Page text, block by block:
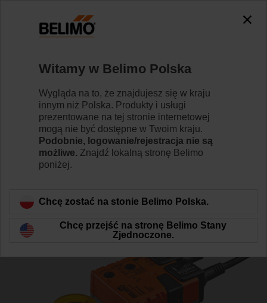
SM24A-S
Dowiedz się więcej
Witamy w Belimo Polska
Wygląda na to, że znajdujesz się w kraju
innym niż Polska. Produkty i usługi
prezentowane na tej stronie internetowej
mogą nie być dostępne w Twoim kraju.
Podobnie, logowanie/rejestracja nie są
możliwe. Znajdź lokalną stronę Belimo
poniżej.
Chcę zostać na stonie Belimo Polska.
Chcę przejść na stronę Belimo Stany
Zjednoczone.